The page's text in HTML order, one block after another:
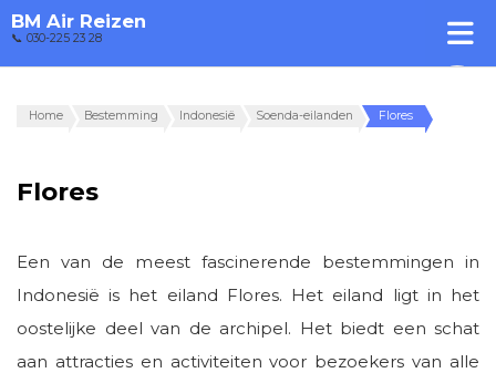
BM Air Reizen
📞 030-225 23 28
Home Bestemming Indonesië Soenda-eilanden Flores
Flores
Een van de meest fascinerende bestemmingen in
Indonesië is het eiland Flores. Het eiland ligt in het
oostelijke deel van de archipel. Het biedt een schat
aan attracties en activiteiten voor bezoekers van alle